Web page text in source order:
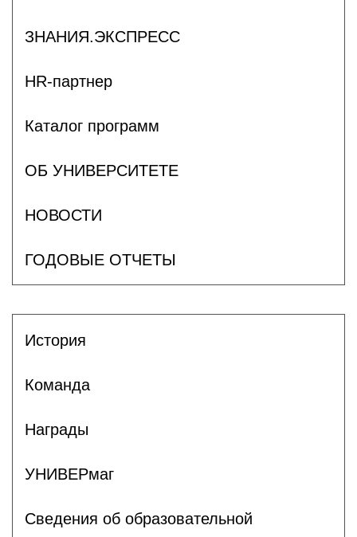
ЗНАНИЯ.ЭКСПРЕСС
HR-партнер
Каталог программ
ОБ УНИВЕРСИТЕТЕ
НОВОСТИ
ГОДОВЫЕ ОТЧЕТЫ
История
Команда
Награды
УНИВЕРмаг
Сведения об образовательной